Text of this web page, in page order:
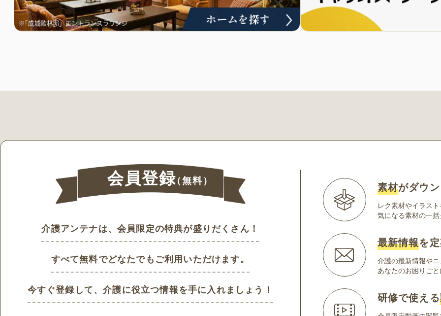
会員登録（無料）
介護アンテナは、会員限定の特典が盛りだくさん！
すべて無料でどなたでもご利用いただけます。
今すぐ登録して、介護に役立つ情報を手に入れましょう！
素材がダウ
レク素材やイラス
気になる素材の一
最新情報を
介護の最新情報や
あなたのお困りご
研修で使える